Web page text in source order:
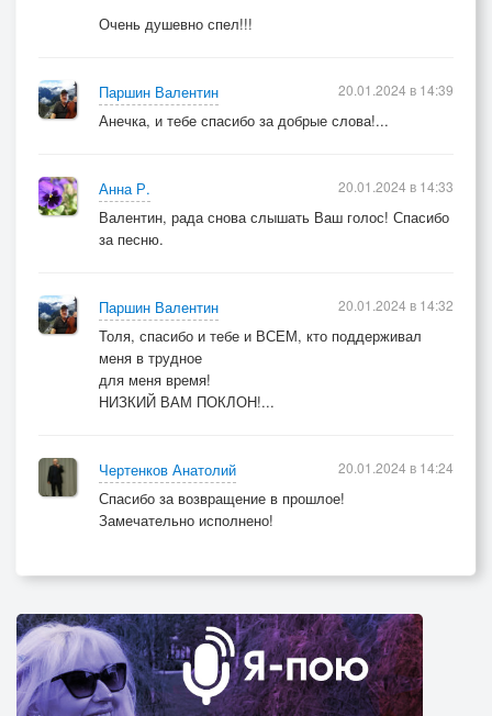
Очень душевно спел!!!
Паршин Валентин
Анечка, и тебе спасибо за добрые слова!...
20.01.2024 в 14:39
Анна Р.
Валентин, рада снова слышать Ваш голос! Спасибо
за песню.
20.01.2024 в 14:33
Паршин Валентин
Толя, спасибо и тебе и ВСЕМ, кто поддерживал
меня в трудное
для меня время!
НИЗКИЙ ВАМ ПОКЛОН!...
20.01.2024 в 14:32
Чертенков Анатолий
Спасибо за возвращение в прошлое!
Замечательно исполнено!
20.01.2024 в 14:24